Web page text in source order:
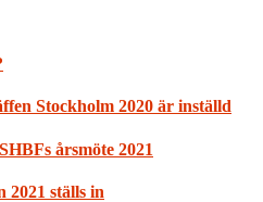
Stockholm 2020 är inställd
årsmöte 2021
2021 ställs in